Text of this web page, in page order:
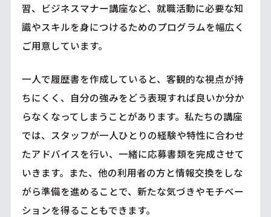
習、ビジネスマナー講座など、就職活動に必要な知
識やスキルを身につけるためのプログラムを幅広く
ご用意しています。
一人で履歴書を作成していると、客観的な視点が持
ちにくく、自分の強みをどう表現すれば良いか分か
らなくなってしまうことがあります。私たちの講座
では、スタッフが一人ひとりの経験や特性に合わせ
たアドバイスを行い、一緒に応募書類を完成させて
いきます。また、他の利用者の方と情報交換をしな
がら準備を進めることで、新たな気づきやモチベー
ションを得ることもできます。